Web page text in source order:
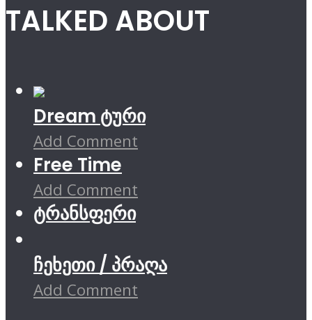
TALKED ABOUT
Dream ტური
Add Comment
Free Time
Add Comment
ტრანსფერი
ჩეხეთი / პრაღა
Add Comment